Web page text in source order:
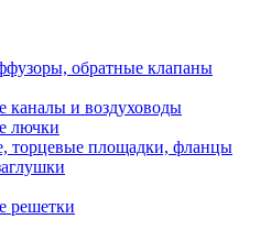
обратные клапаны
каналы и воздуховоды
лючки
торцевые площадки, фланцы
решетки